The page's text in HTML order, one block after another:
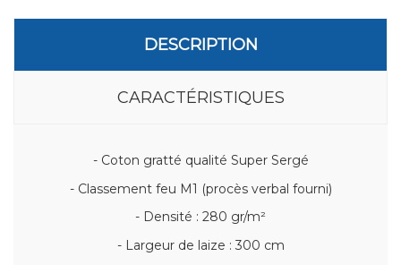
DESCRIPTION
CARACTÉRISTIQUES
- Coton gratté qualité Super Sergé
- Classement feu M1 (procès verbal fourni)
- Densité : 280 gr/m²
- Largeur de laize : 300 cm